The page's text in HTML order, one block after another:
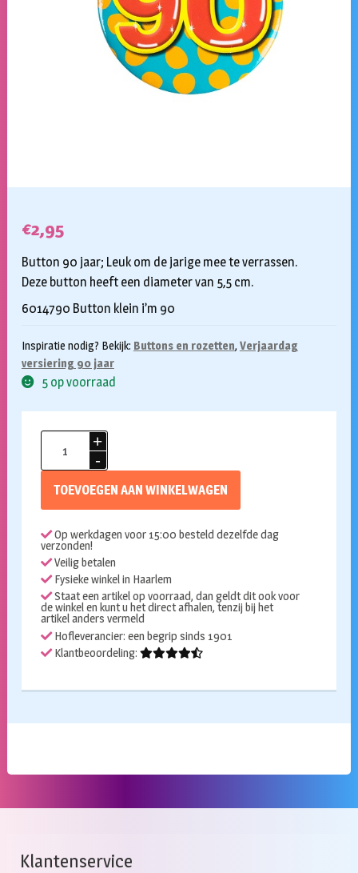
€2,95
Button 90 jaar; Leuk om de jarige mee te verrassen.
Deze button heeft een diameter van 5,5 cm.
6014790 Button klein i’m 90
Inspiratie nodig? Bekijk: Buttons en rozetten, Verjaardag
versiering 90 jaar
5 op voorraad
TOEVOEGEN AAN WINKELWAGEN
Op werkdagen voor 15:00 besteld dezelfde dag
verzonden!
Veilig betalen
Fysieke winkel in Haarlem
Staat een artikel op voorraad, dan geldt dit ook voor
de winkel en kunt u het direct afhalen, tenzij bij het
artikel anders vermeld
Hofleverancier: een begrip sinds 1901
Klantbeoordeling:
Klantenservice